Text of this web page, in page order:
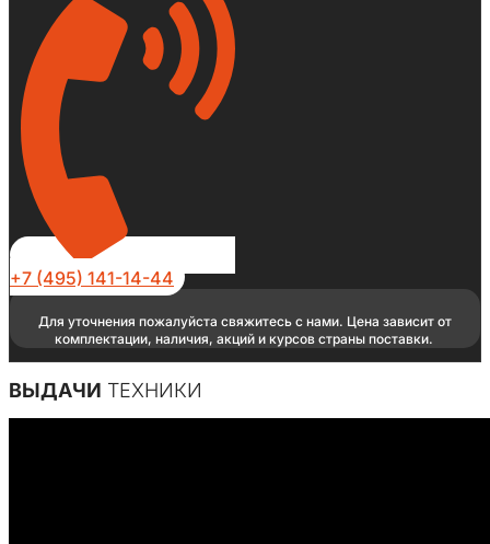
+7 (495) 141-14-44
Для уточнения пожалуйста свяжитесь с нами. Цена зависит от
комплектации, наличия, акций и курсов страны поставки.
ВЫДАЧИ ТЕХНИКИ